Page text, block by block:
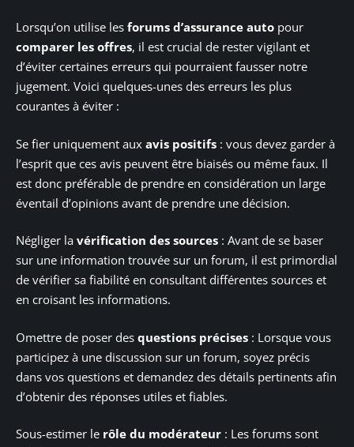
Lorsqu’on utilise les forums d’assurance auto pour
comparer les offres, il est crucial de rester vigilant et
d’éviter certaines erreurs qui pourraient fausser notre
jugement. Voici quelques-unes des erreurs les plus
courantes à éviter :
Se fier uniquement aux avis positifs : vous devez garder à
l’esprit que ces avis peuvent être biaisés ou même faux. Il
est donc préférable de prendre en considération un large
éventail d’opinions avant de prendre une décision.
Négliger la vérification des sources : Avant de se baser
sur une information trouvée sur un forum, il est primordial
de vérifier sa fiabilité en consultant différentes sources et
en croisant les informations.
Omettre de poser des questions précises : Lorsque vous
participez à une discussion sur un forum, soyez précis
dans vos questions et demandez des détails pertinents afin
d’obtenir des réponses utiles et fiables.
Sous-estimer le rôle du modérateur : Les forums sont